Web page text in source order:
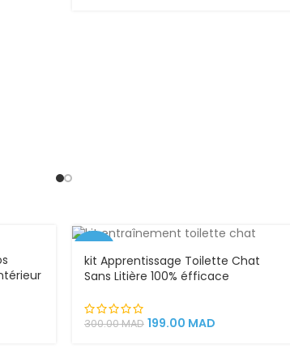
kit Apprentissage Toilette Chat
Sans Litière 100% éfficace
300.00MAD 199.00 MAD